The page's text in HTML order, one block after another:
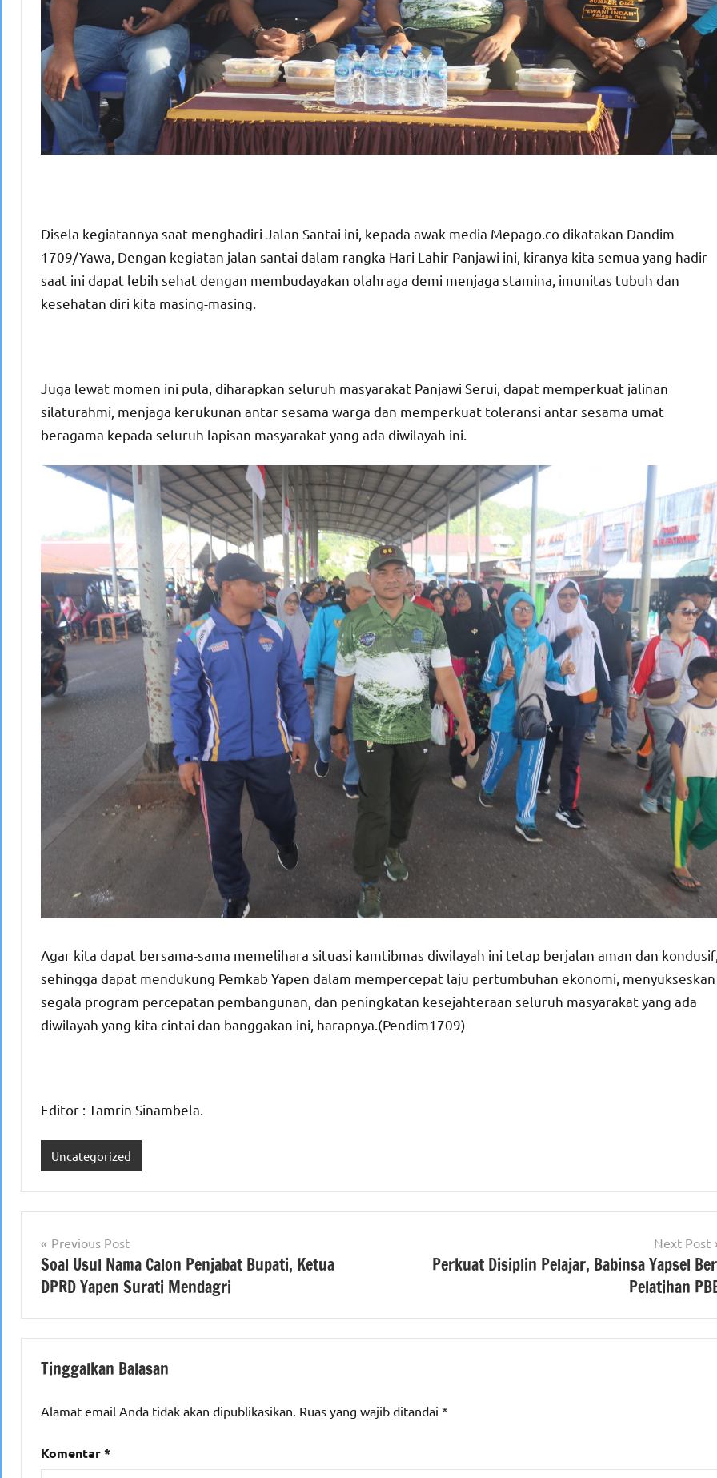
Disela kegiatannya saat menghadiri Jalan Santai ini, kepada awak media Mepago.co dikatakan Dandim
1709/Yawa, Dengan kegiatan jalan santai dalam rangka Hari Lahir Panjawi ini, kiranya kita semua yang hadir
saat ini dapat lebih sehat dengan membudayakan olahraga demi menjaga stamina, imunitas tubuh dan
kesehatan diri kita masing-masing.
Juga lewat momen ini pula, diharapkan seluruh masyarakat Panjawi Serui, dapat memperkuat jalinan
silaturahmi, menjaga kerukunan antar sesama warga dan memperkuat toleransi antar sesama umat
beragama kepada seluruh lapisan masyarakat yang ada diwilayah ini.
Agar kita dapat bersama-sama memelihara situasi kamtibmas diwilayah ini tetap berjalan aman dan
sehingga dapat mendukung Pemkab Yapen dalam mempercepat laju pertumbuhan ekonomi, menyukseskan
segala program percepatan pembangunan, dan peningkatan kesejahteraan seluruh masyarakat yang ada
diwilayah yang kita cintai dan banggakan ini, harapnya.(Pendim1709)
Editor : Tamrin Sinambela.
Uncategorized
Navigasi
pos
Previous Post
Soal Usul Nama Calon Penjabat Bupati, Ketua
DPRD Yapen Surati Mendagri
Next Post
Perkuat Disiplin Pelajar, Babinsa Yapsel
Pelatihan
Tinggalkan Balasan
Alamat email Anda tidak akan dipublikasikan. Ruas yang wajib ditandai *
Komentar*